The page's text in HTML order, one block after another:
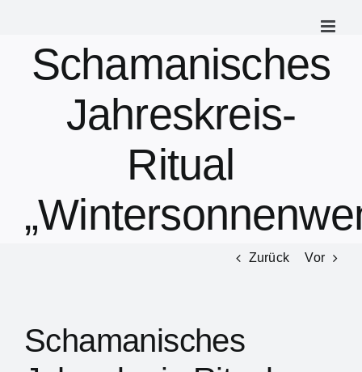
springenSchamanisches
Jahreskreis-
Ritual
Zurück Vor
Schamanisches